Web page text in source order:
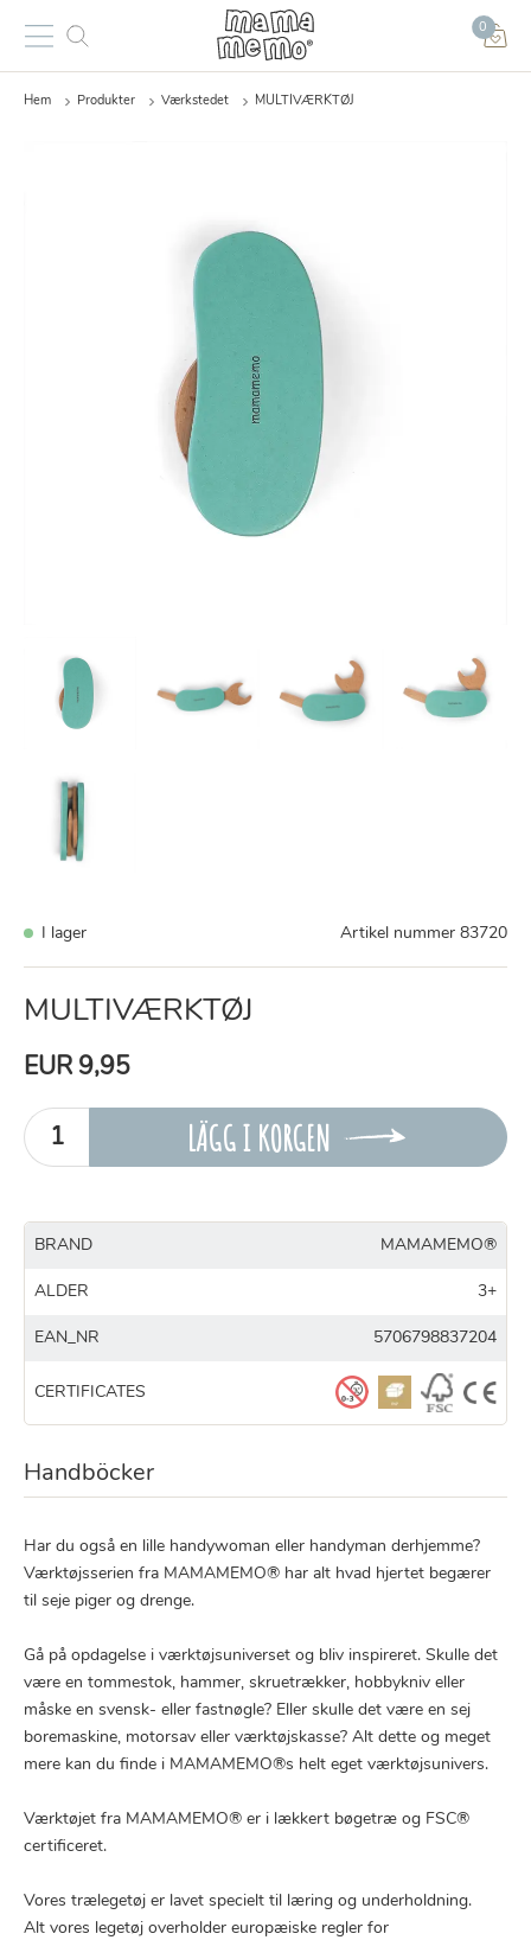
0
Hem Produkter Værkstedet MULTIVÆRKTØJ
I lager Artikel nummer 83720
MULTIVÆRKTØJ
EUR 9,95
LÄGG I KORGEN
BRAND MAMAMEMO®
ALDER 3+
EAN_NR 5706798837204
CERTIFICATES
Handböcker
Har du også en lille handywoman eller handyman derhjemme?
Værktøjsserien fra MAMAMEMO® har alt hvad hjertet begærer
til seje piger og drenge.
Gå på opdagelse i værktøjsuniverset og bliv inspireret. Skulle det
være en tommestok, hammer, skruetrækker, hobbykniv eller
måske en svensk- eller fastnøgle? Eller skulle det være en sej
boremaskine, motorsav eller værktøjskasse? Alt dette og meget
mere kan du finde i MAMAMEMO®s helt eget værktøjsunivers.
Værktøjet fra MAMAMEMO® er i lækkert bøgetræ og FSC®
certificeret.
Vores trælegetøj er lavet specielt til læring og underholdning.
Alt vores legetøj overholder europæiske regler for